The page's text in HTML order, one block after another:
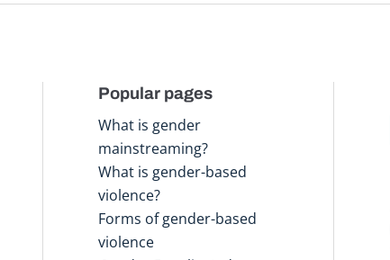
Popular pages
What is gender
mainstreaming?
What is gender-based
violence?
Forms of gender-based
violence